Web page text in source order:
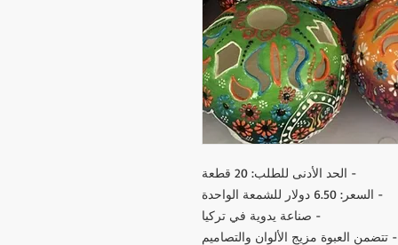
- الحد الأدنى للطلب: 20 قطعة
- السعر: 6.50 دولار للشمعة الواحدة
- صناعة يدوية في تركيا
- تتضمن العبوة مزيج الألوان والتصاميم